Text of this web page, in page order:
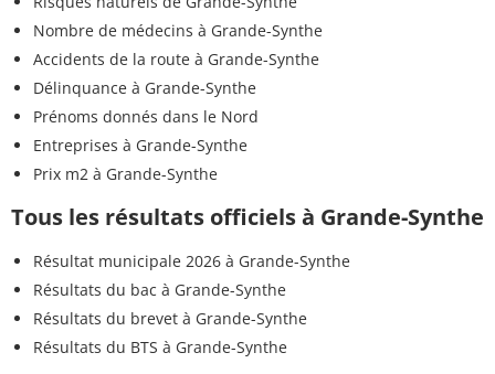
Nombre de médecins à Grande-Synthe
Accidents de la route à Grande-Synthe
Délinquance à Grande-Synthe
Prénoms donnés dans le Nord
Entreprises à Grande-Synthe
Prix m2 à Grande-Synthe
Tous les résultats officiels à Grande-Synthe
Résultat municipale 2026 à Grande-Synthe
Résultats du bac à Grande-Synthe
Résultats du brevet à Grande-Synthe
Résultats du BTS à Grande-Synthe